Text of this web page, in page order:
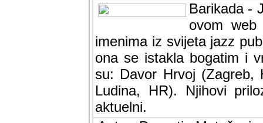
Barikada -
ovom web
imenima iz svijeta jazz
ona se istakla bogatim i
su: Davor Hrvoj (Zagreb,
Ludina, HR). Njihovi
aktuelni.